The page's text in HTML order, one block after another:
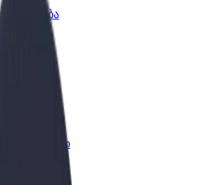
გამომწერი